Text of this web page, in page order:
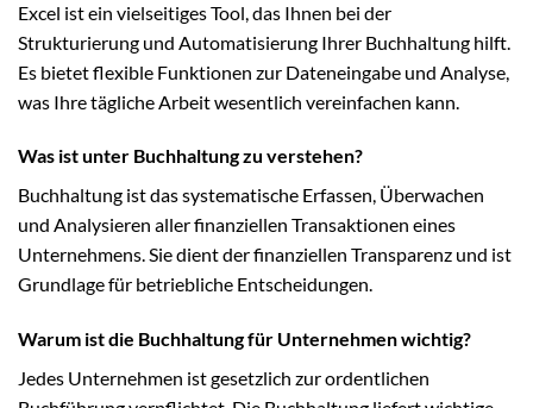
Excel ist ein vielseitiges Tool, das Ihnen bei der
Strukturierung und Automatisierung Ihrer Buchhaltung hilft.
Es bietet flexible Funktionen zur Dateneingabe und Analyse,
was Ihre tägliche Arbeit wesentlich vereinfachen kann.
Was ist unter Buchhaltung zu verstehen?
Buchhaltung ist das systematische Erfassen, Überwachen
und Analysieren aller finanziellen Transaktionen eines
Unternehmens. Sie dient der finanziellen Transparenz und ist
Grundlage für betriebliche Entscheidungen.
Warum ist die Buchhaltung für Unternehmen wichtig?
Jedes Unternehmen ist gesetzlich zur ordentlichen